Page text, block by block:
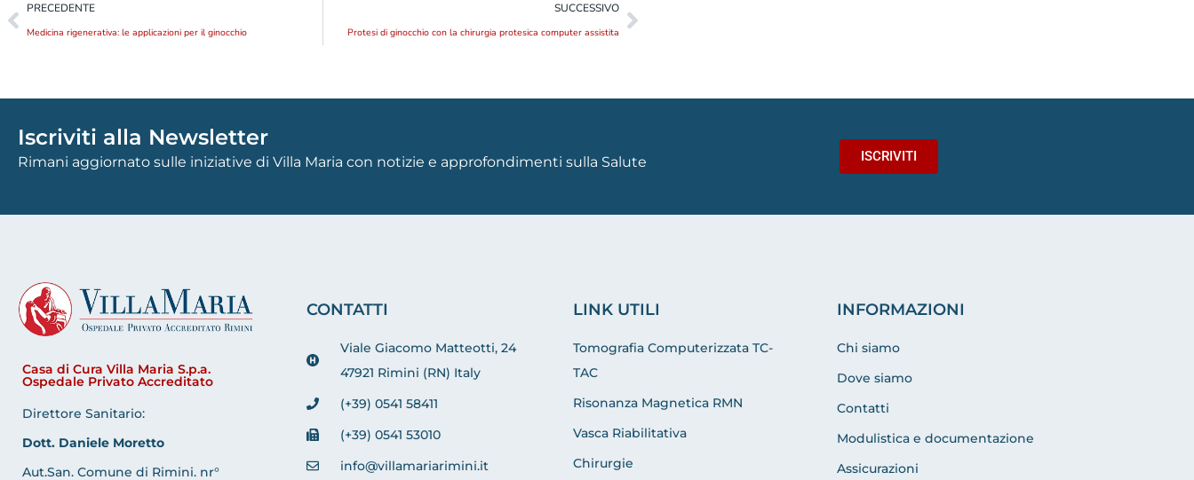
PRECEDENTE
Medicina rigenerativa: le applicazioni per il ginocchio
SUCCESSIVO
Protesi di ginocchio con la chirurgia protesica computer assistita
Iscriviti alla Newsletter
Rimani aggiornato sulle iniziative di Villa Maria con notizie e approfondimenti sulla Salute ISCRIVITI
Casa di Cura Villa Maria S.p.a.
Ospedale Privato Accreditato
Direttore Sanitario:
Dott. Daniele Moretto
Aut.San. Comune di Rimini. nr°
CONTATTI
Viale Giacomo Matteotti, 24
47921 Rimini (RN) Italy
(+39) 0541 58411
(+39) 0541 53010
info@villamariarimini.it
LINK UTILI
Tomografia Computerizzata TC-
TAC
Risonanza Magnetica RMN
Vasca Riabilitativa
Chirurgie
INFORMAZIONI
Chi siamo
Dove siamo
Contatti
Modulistica e documentazione
Assicurazioni